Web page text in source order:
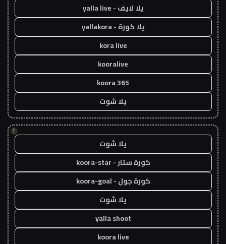
يلا لايف - yalla live
يلا كورة - yallakora
kora live
kooralive
koora 365
يلا شوت
!
يلا شوت
كورة ستار - koora-star
كورة جول - koora-goal
يلا شوت
yalla shoot
koora live